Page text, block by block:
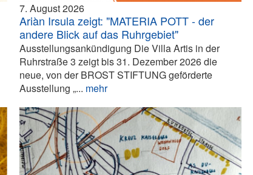
7. August 2026
Ariàn Irsula zeigt: "MATERIA POTT - der
andere Blick auf das Ruhrgebiet"
Ausstellungsankündigung Die Villa Artis in der
Ruhrstraße 3 zeigt bis 31. Dezember 2026 die
neue, von der BROST STIFTUNG geförderte
Ausstellung „... mehr